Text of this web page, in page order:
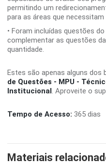
permitindo um
para as áreas que
• Foram incluídas questões
complementar as questões
quantidade.
Estes são apenas alguns dos
de Questões - MPU -
Institucional. Aproveite o
Tempo de Acesso: 365 dias
Materiais